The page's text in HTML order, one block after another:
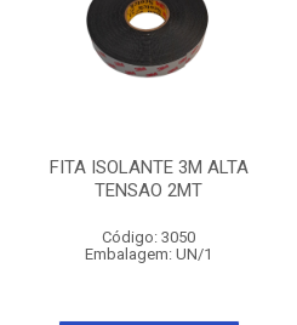
FITA ISOLANTE 3M ALTA
TENSAO 2MT
Código: 3050
Embalagem: UN/1